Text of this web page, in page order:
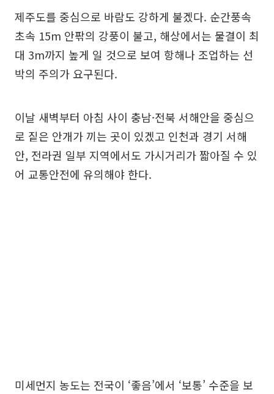
제주도를 중심으로 바람도 강하게 불겠다. 순간풍속
초속 15m 안팎의 강풍이 불고, 해상에서는 물결이 최
대 3m까지 높게 일 것으로 보여 항해나 조업하는 선
박의 주의가 요구된다.
이날 새벽부터 아침 사이 충남·전북 서해안을 중심으
로 짙은 안개가 끼는 곳이 있겠고 인천과 경기 서해
안, 전라권 일부 지역에서도 가시거리가 짧아질 수 있
어 교통안전에 유의해야 한다.
미세먼지 농도는 전국이 ‘좋음’에서 ‘보통’ 수준을 보